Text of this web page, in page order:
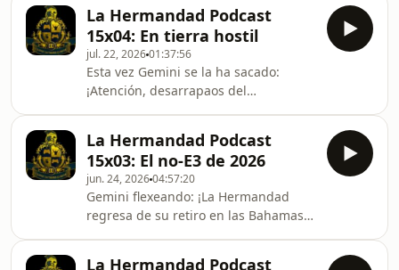
La Hermandad Podcast
15x04: En tierra hostil
jul. 22, 202601:37:56
Esta vez Gemini se la ha sacado:
¡Atención, desarrapaos del
por la herida con la última gran
jugada corporativa de Sony: la
estocada definitiva al formato físico
en PlayStation. Analizamos qué
significa que le pongan fecha de
caducidad a las cajas de plástico para
empujarnos a un entorno digital
La Hermandad Podcast
15x03: El no-E3 de 2026
jun. 24, 202604:57:20
Gemini flexeando: ¡La Hermandad
regresa de su retiro en las Bahamas!
La Hermandad Podcast